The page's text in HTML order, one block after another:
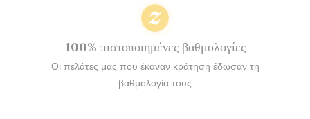
100% πιστοποιημένες βαθμολογίες
Οι πελάτες μας που έκαναν κράτηση έδωσαν τη
βαθμολογία τους